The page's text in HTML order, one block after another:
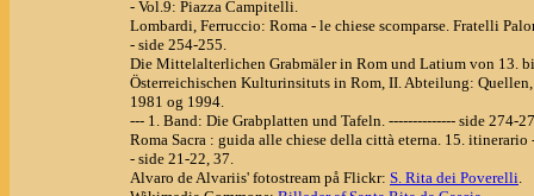
- Vol.9: Piazza Campitelli.
Lombardi, Ferruccio: Roma - le chiese scomparse. Fratelli
- side 254-255.
Die Mittelalterlichen Grabmäler in Rom und Latium von 13.
Österreichischen Kulturinsituts in Rom, II. Abteilung:
1981 og 1994.
--- 1. Band: Die Grabplatten und Tafeln. -------------- side 274-
Roma Sacra : guida alle chiese della città eterna. 15.
- side 21-22, 37.
Alvaro de Alvariis' fotostream på Flickr: S. Rita dei Poverelli.